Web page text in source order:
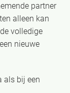
partner
alleen kan
volledige
nieuwe
als bij een